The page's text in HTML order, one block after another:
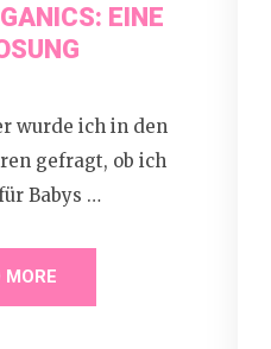
EINE
wurde ich in den
gefragt, ob ich
Babys …
MORE